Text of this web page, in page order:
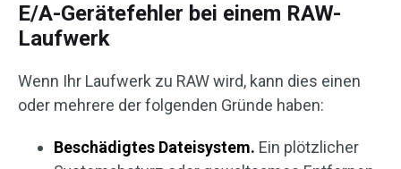
E/A-Gerätefehler bei einem RAW-
Laufwerk
Wenn Ihr Laufwerk zu RAW wird, kann dies einen
oder mehrere der folgenden Gründe haben:
Beschädigtes Dateisystem. Ein plötzlicher